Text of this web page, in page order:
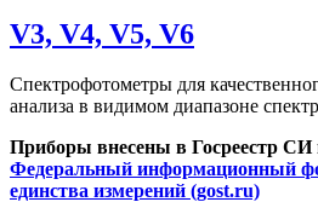
V3, V4, V5, V6
Спектрофотометры для
анализа в видимом диапазоне
Приборы внесены в Госреестр СИ
Федеральный информационный
единства измерений (gost.ru)